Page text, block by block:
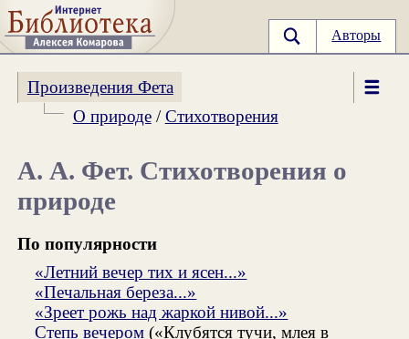
Авторы
Произведения Фета
О природе/Стихотворения
А. А. Фет. Стихотворения о
природе
По популярности
«Летний вечер тих и ясен...»
«Печальная береза...»
«Зреет рожь над жаркой нивой...»
Степь вечером («Клубятся тучи, млея в